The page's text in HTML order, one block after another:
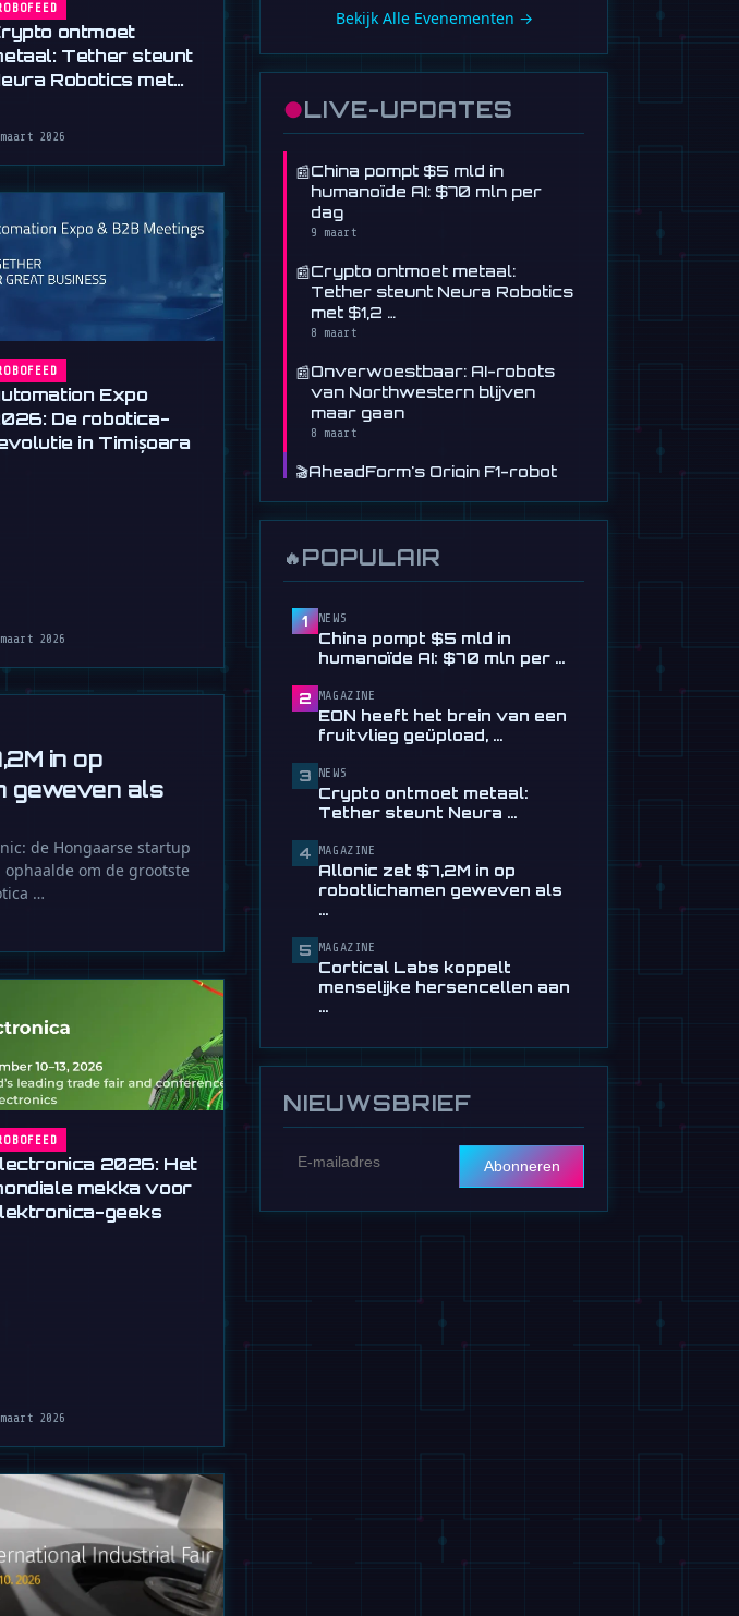
ontmoet
Tether steunt
Robotics met
2026
in op
geweven als
de Hongaarse startup
om de grootste
…
Expo
De robotica-
in Timișoara
2026
2026: Het
mekka voor
geeks
2026
Bekijk Alle Evenementen →
●LIVE-UPDATES
📰China pompt $5 mld in
humanoïde AI: $70 mln per
dag
9 maart
📰Crypto ontmoet metaal:
Tether steunt Neura Robotics
met $1,2 …
8 maart
📰Onverwoestbaar: AI-robots
van Northwestern blijven
maar gaan
8 maart
🎬AheadForm's Origin F1-robot
🎬Deze humanoïde robot van
$60.000 wil alleen maar
8 maart
Nieuwe AI-sim draait 10
minuten robottaken op een
RTX 4090
7 maart
AI-vingers dankzij nieuwe …
7 maart
volgende geestdodende
logistieke …
7 maart
🔥 POPULAIR
1 NEWS
China pompt $5 mld in
humanoïde AI: $70 mln per …
2 MAGAZINE
EON heeft het brein van een
fruitvlieg geüpload, …
3 NEWS
Crypto ontmoet metaal:
Tether steunt Neura …
4 MAGAZINE
Allonic zet $7,2M in op
robotlichamen geweven als
…
5 MAGAZINE
Cortical Labs koppelt
menselijke hersencellen aan
…
NIEUWSBRIEF
Abonneren